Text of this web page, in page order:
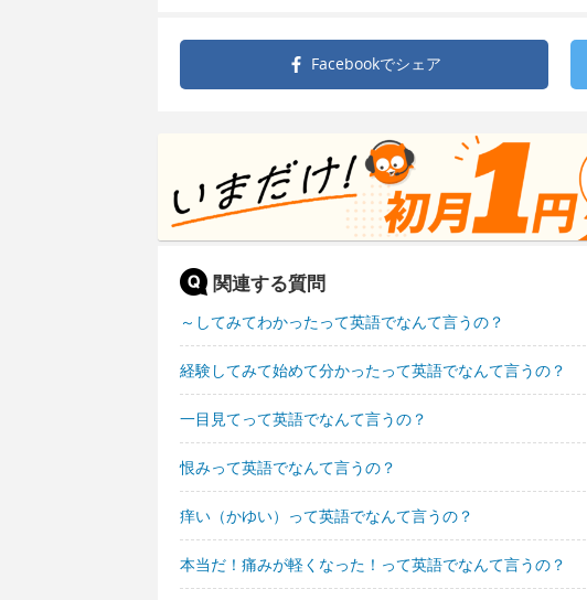
Facebookでシェア
関連する質問
～してみてわかったって英語でなんて言うの？
経験してみて始めて分かったって英語でなんて言うの？
一目見てって英語でなんて言うの？
恨みって英語でなんて言うの？
痒い（かゆい）って英語でなんて言うの？
本当だ！痛みが軽くなった！って英語でなんて言うの？